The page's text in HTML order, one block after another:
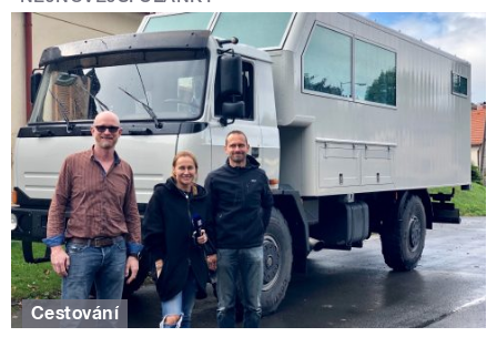
Cestování